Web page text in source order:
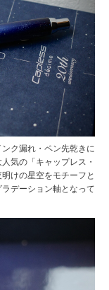
ク漏れ・ペン先乾きに
気の「キャップレス・
けの星空をモチーフと
デーション軸となって